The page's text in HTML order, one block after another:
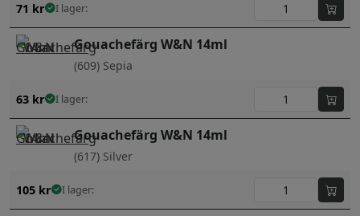
71 kr I lager:
Gouachefärg W&N 14ml
(609) Sepia
63 kr I lager:
Gouachefärg W&N 14ml
(617) Silver
105 kr I lager: